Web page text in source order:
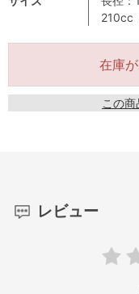
210cc
在庫
この
レビュー